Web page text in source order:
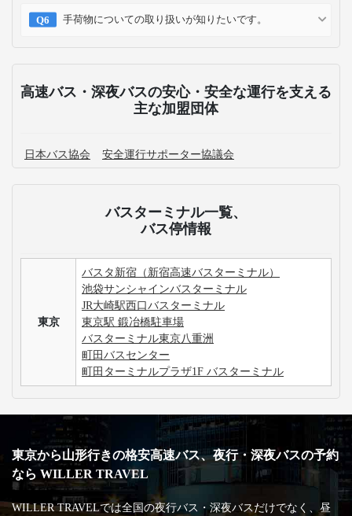
手荷物についての取り扱いが知りたいです。
高速バス・深夜バスの安心・安全な運行を支える
主な加盟団体
日本バス協会 安全運行サポーター協議会
バスターミナル一覧、
バス停情報
東京
バスタ新宿（新宿高速バスターミナル）
池袋サンシャインバスターミナル
JR大崎駅西口バスターミナル
東京駅 鍛冶橋駐車場
バスターミナル東京八重洲
町田バスセンター
町田ターミナルプラザ1F バスターミナル
東京から山形行きの格安高速バス、夜行・深夜バスの予約
なら WILLER TRAVEL
WILLER TRAVELでは全国の夜行バス・深夜バスだけでなく、昼